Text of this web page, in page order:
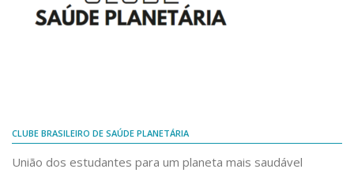
CLUBE BRASILEIRO DE SAÚDE PLANETÁRIA
União dos estudantes para um planeta mais saudável